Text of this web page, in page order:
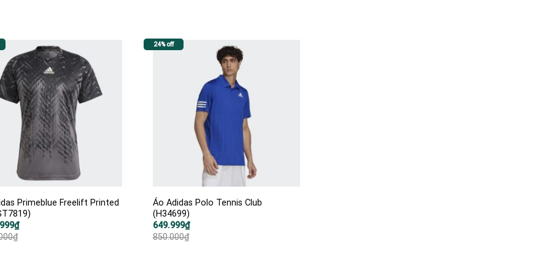
Primeblue Freelift Printed
₫
₫
24% off
Áo Adidas Polo Tennis Club
(H34699)
850.000₫
Giá
gốc
là:
649.999₫
Giá
hiện
tại